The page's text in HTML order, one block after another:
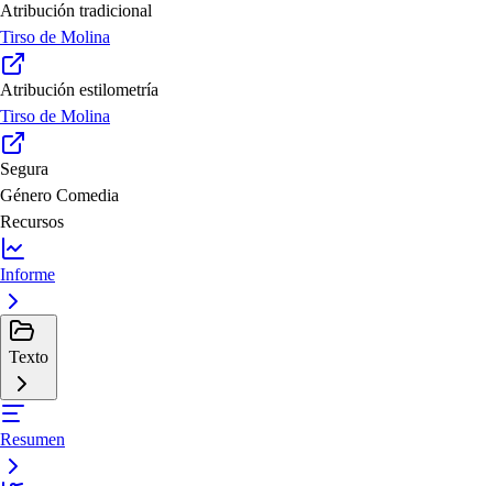
Atribución tradicional
Tirso de Molina
Atribución estilometría
Tirso de Molina
Segura
Género Comedia
Recursos
Informe
Texto
Resumen